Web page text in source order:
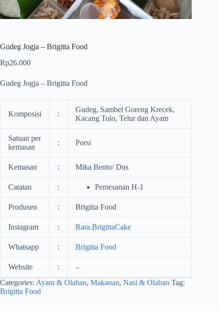
Gudeg Jogja – Brigitta Food
Rp26.000
Gudeg Jogja – Brigitta Food
Komposisi :
Gudeg, Sambel Goreng Krecek,
Kacang Tolo, Telur dan Ayam
Satuan per
kemasan
: Porsi
Kemasan : Mika Bento/ Dus
Catatan : Pemesanan H-1
Produsen : Brigitta Food
Instagram : Rara.BrigittaCake
Whatsapp : Brigitta Food
Website :
–
Categories: Ayam & Olahan, Makanan, Nasi & Olahan Tag:
Brigitta Food